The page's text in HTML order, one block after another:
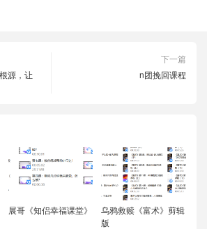
源，让
下一篇
n团挽回课程
展哥《知侣幸福课堂》
乌鸦救赎《富术》剪辑
版